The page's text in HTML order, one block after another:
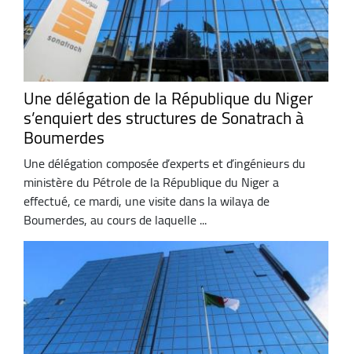
Une délégation de la République du Niger
s’enquiert des structures de Sonatrach à
Boumerdes
Une délégation composée d’experts et d’ingénieurs du
ministère du Pétrole de la République du Niger a
effectué, ce mardi, une visite dans la wilaya de
Boumerdes, au cours de laquelle ...